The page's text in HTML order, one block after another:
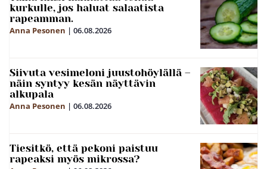
kurkulle, jos haluat salaatista
rapeamman.
Anna Pesonen | 06.08.2026
Siivuta vesimeloni juustohöylällä –
näin syntyy kesän näyttävin
alkupala
Anna Pesonen | 06.08.2026
Tiesitkö, että pekoni paistuu
rapeaksi myös mikrossa?